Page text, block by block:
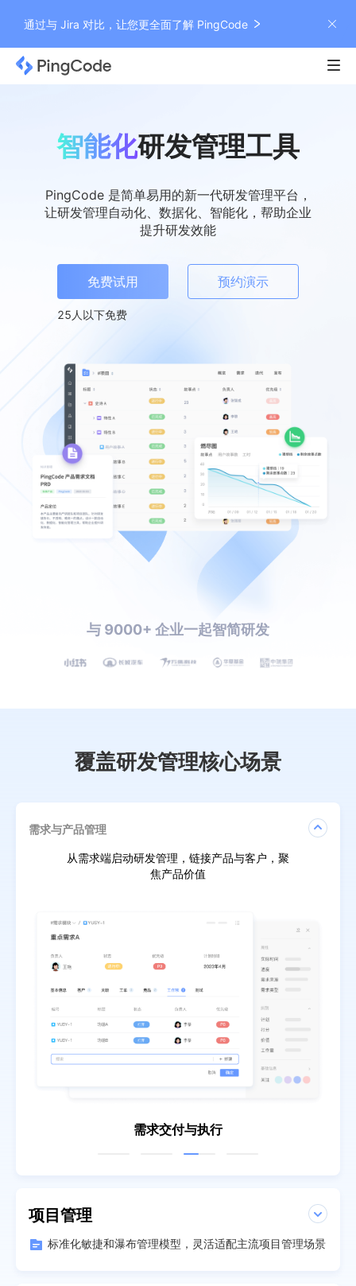
通过与 Jira 对比，让您更全面了解 PingCode
智能化研发管理工具
PingCode 是简单易用的新一代研发管理平台，
让研发管理自动化、数据化、智能化，帮助企业
提升研发效能
免费试用
25人以下免费
预约演示
与 9000+ 企业一起智简研发
覆盖研发管理核心场景
需求与产品管理
从需求端启动研发管理，链接产品与客户，聚
焦产品价值
需求交付与执行
项目管理
标准化敏捷和瀑布管理模型，灵活适配主流项目管理场景